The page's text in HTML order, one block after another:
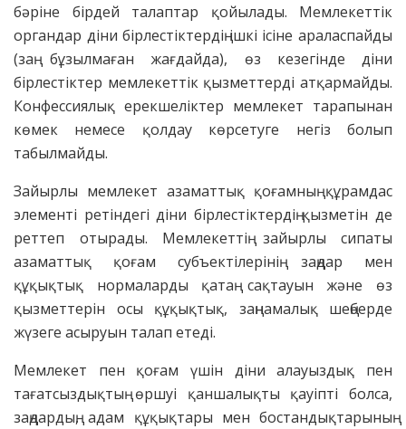
бәріне бірдей талаптар қойылады. Мемлекеттік
органдар діни бірлестіктердің ішкі ісіне араласпайды
(заң бұзылмаған жағдайда), өз кезегінде діни
бірлестіктер мемлекеттік қызметтерді атқармайды.
Конфессиялық ерекшеліктер мемлекет тарапынан
көмек немесе қолдау көрсетуге негіз болып
табылмайды.
Зайырлы мемлекет азаматтық қоғамның құрамдас
элементі ретіндегі діни бірлестіктердің қызметін де
реттеп отырады. Мемлекеттің зайырлы сипаты
азаматтық қоғам субъектілерінің заңдар мен
құқықтық нормаларды қатаң сақтауын және өз
қызметтерін осы құқықтық, заңнамалық шеңберде
жүзеге асыруын талап етеді.
Мемлекет пен қоғам үшін діни алауыздық пен
тағатсыздықтың өршуі қаншалықты қауіпті болса,
заңдардың, адам құқықтары мен бостандықтарының